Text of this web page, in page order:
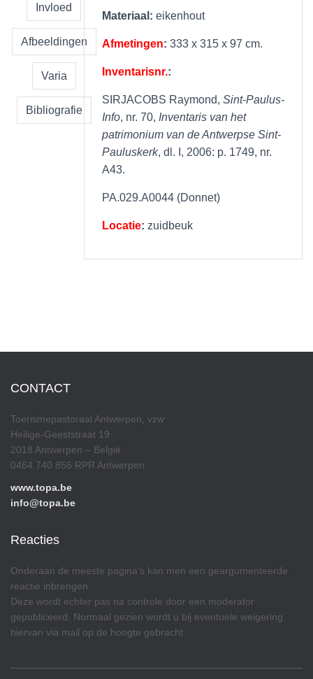
Invloed
Afbeeldingen
Varia
Bibliografie
Materiaal: eikenhout
Afmetingen: 333 x 315 x 97 cm.
Inventarisnr.:
SIRJACOBS Raymond, Sint-Paulus-
Info, nr. 70, Inventaris van het
patrimonium van de Antwerpse Sint-
Pauluskerk, dl. I, 2006: p. 1749, nr.
A43.
PA.029.A0044 (Donnet)
Locatie: zuidbeuk
CONTACT
Toerismepastoraal Antwerpen, vzw
Heilige-Geeststraat 19
2018 Antwerpen – België
0464.740.856 RPR Antwerpen
www.topa.be
info@topa.be
Reacties
Onderaan de meeste pagina’s kan men een geargumenteerde
reactie inbrengen.
Deze wordt echter pas na controle door een moderator
gepubliceerd. Normaal gezien wordt u bij eventuele weigering
hiervan via mail op de hoogte gebracht.